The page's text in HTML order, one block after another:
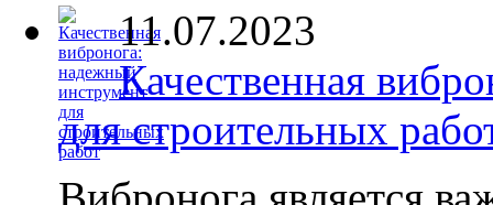
11.07.2023
Качественная
для строительных